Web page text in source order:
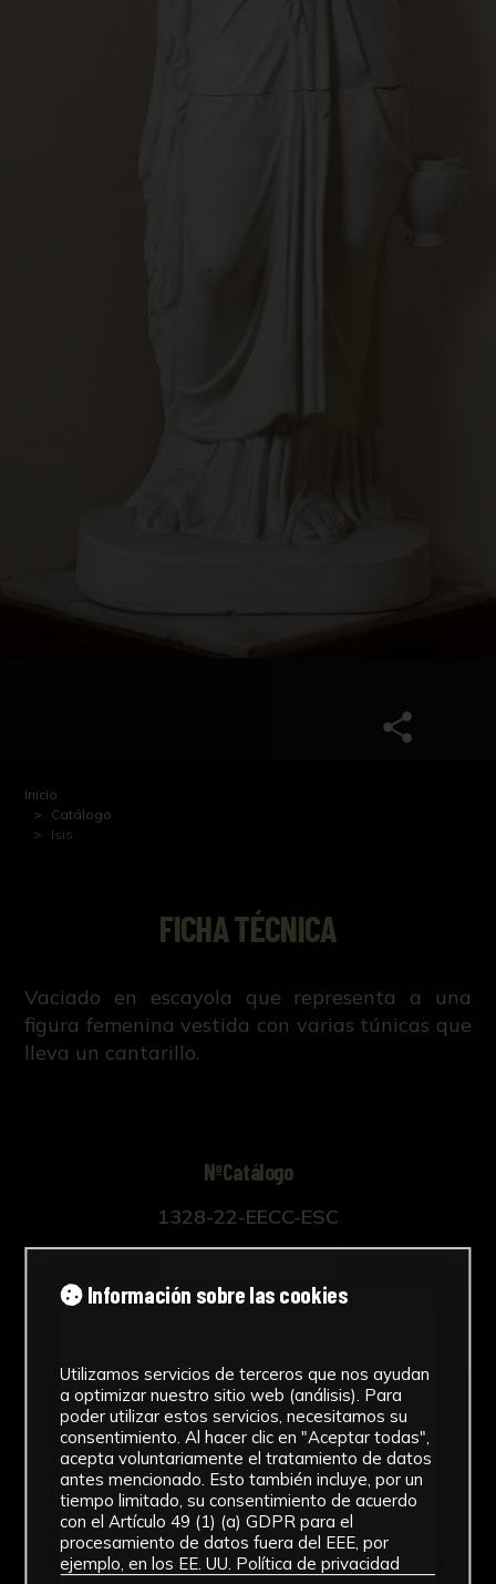
Inicio
Catálogo
Isis
FICHA TÉCNICA
Vaciado en escayola que representa a una
figura femenina vestida con varias túnicas que
lleva un cantarillo.
NºCatálogo
1328-22-EECC-ESC
Desconocido
Esculturas
Cronología
SF
Estilo
Clásico
Información sobre las cookies
Utilizamos servicios de terceros que nos ayudan
a optimizar nuestro sitio web (análisis). Para
poder utilizar estos servicios, necesitamos su
consentimiento. Al hacer clic en "Aceptar todas",
acepta voluntariamente el tratamiento de datos
antes mencionado. Esto también incluye, por un
tiempo limitado, su consentimiento de acuerdo
con el Artículo 49 (1) (a) GDPR para el
procesamiento de datos fuera del EEE, por
ejemplo, en los EE. UU. Política de privacidad